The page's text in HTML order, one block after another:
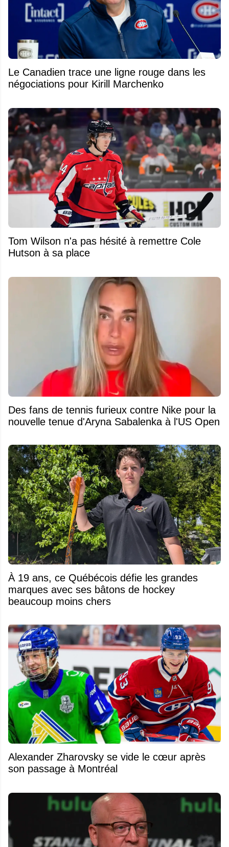
Le Canadien trace une ligne rouge dans les
négociations pour Kirill Marchenko
Tom Wilson n'a pas hésité à remettre Cole
Hutson à sa place
Des fans de tennis furieux contre Nike pour la
nouvelle tenue d'Aryna Sabalenka à l'US Open
À 19 ans, ce Québécois défie les grandes
marques avec ses bâtons de hockey
beaucoup moins chers
Alexander Zharovsky se vide le cœur après
son passage à Montréal